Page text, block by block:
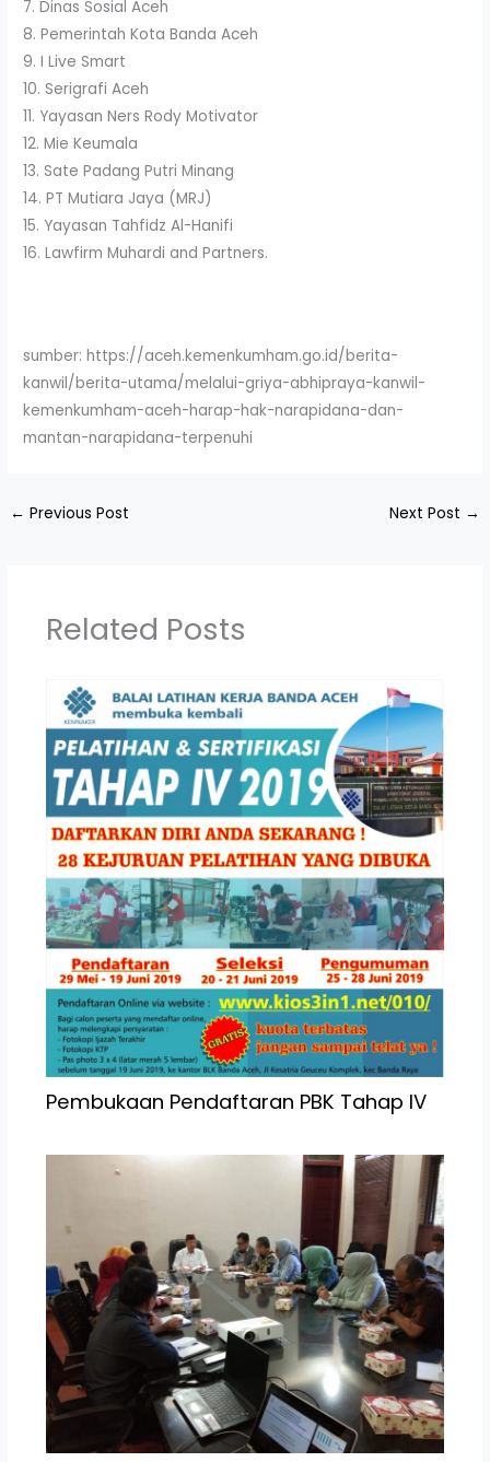
7. Dinas Sosial Aceh
8. Pemerintah Kota Banda Aceh
9. I Live Smart
10. Serigrafi Aceh
11. Yayasan Ners Rody Motivator
12. Mie Keumala
13. Sate Padang Putri Minang
14. PT Mutiara Jaya (MRJ)
15. Yayasan Tahfidz Al-Hanifi
16. Lawfirm Muhardi and Partners.
sumber: https://aceh.kemenkumham.go.id/berita-
kanwil/berita-utama/melalui-griya-abhipraya-kanwil-
kemenkumham-aceh-harap-hak-narapidana-dan-
mantan-narapidana-terpenuhi
← Previous Post Next Post →
Related Posts
Pembukaan Pendaftaran PBK Tahap IV